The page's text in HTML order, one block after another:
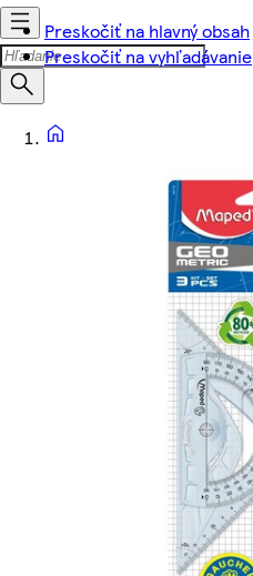
Preskočiť na hlavný obsah
Preskočiť na vyhľadávanie